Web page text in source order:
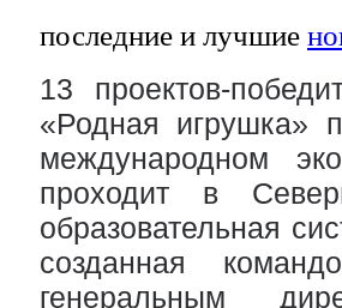
последние и лучшие
13 проектов-
«Родная игрушка»
международном
проходит в
образовательная
созданная
генеральным